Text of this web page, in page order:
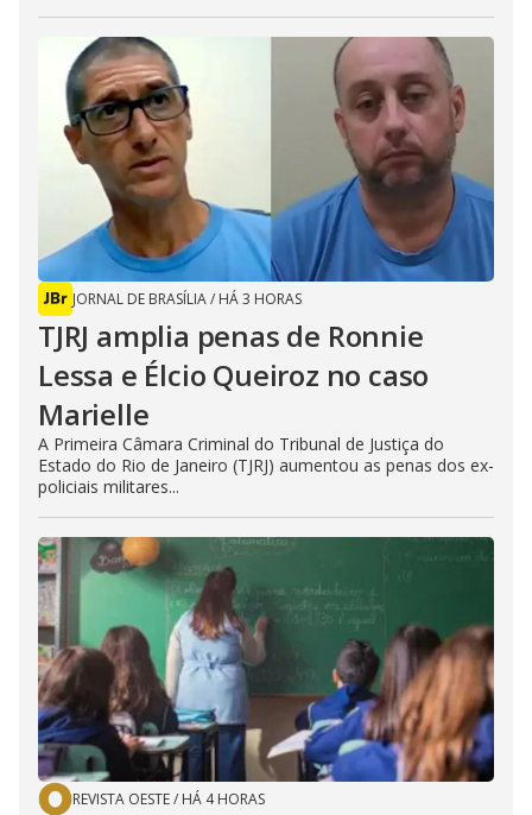
JORNAL DE BRASÍLIA/ HÁ 3 HORAS
TJRJ amplia penas de Ronnie
Lessa e Élcio Queiroz no caso
Marielle
A Primeira Câmara Criminal do Tribunal de Justiça do
Estado do Rio de Janeiro (TJRJ) aumentou as penas dos ex-
policiais militares...
REVISTA OESTE/ HÁ 4 HORAS